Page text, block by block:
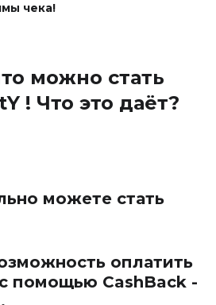
чека!
можно стать
! Что это даёт?
можете стать
оплатить
помощью CashBack -